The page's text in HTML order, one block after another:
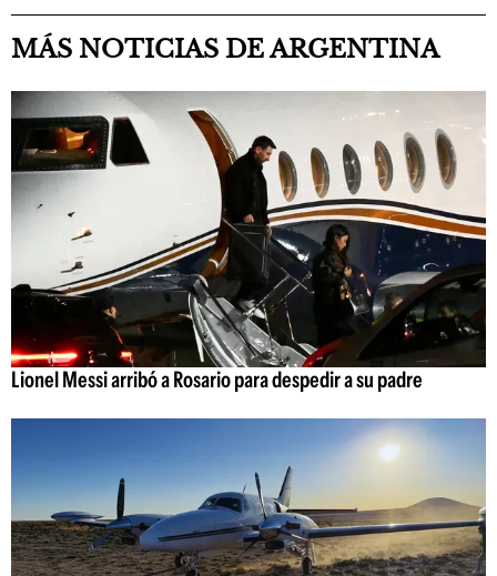
MÁS NOTICIAS DE ARGENTINA
Lionel Messi arribó a Rosario para despedir a su padre